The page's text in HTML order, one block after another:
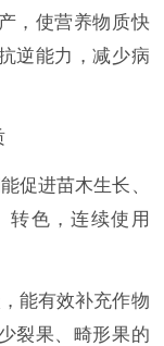
，使营养物质快
逆能力，减少病
促进苗木生长、
转色，连续使用
能有效补充作物
裂果、畸形果的